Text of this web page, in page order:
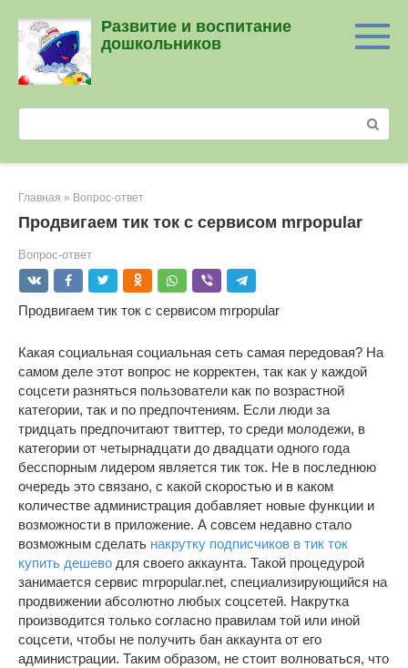
контенту
Развитие и воспитание
дошкольников
Главная » Вопрос-ответ
Продвигаем тик ток с сервисом mrpopular
Вопрос-ответ
Продвигаем тик ток с сервисом mrpopular
Какая социальная социальная сеть самая передовая? На
самом деле этот вопрос не корректен, так как у каждой
соцсети разняться пользователи как по возрастной
категории, так и по предпочтениям. Если люди за
тридцать предпочитают твиттер, то среди молодежи, в
категории от четырнадцати до двадцати одного года
бесспорным лидером является тик ток. Не в последнюю
очередь это связано, с какой скоростью и в каком
количестве администрация добавляет новые функции и
возможности в приложение. А совсем недавно стало
возможным сделать накрутку подписчиков в тик ток
купить дешево для своего аккаунта. Такой процедурой
занимается сервис mrpopular.net, специализирующийся на
продвижении абсолютно любых соцсетей. Накрутка
производится только согласно правилам той или иной
соцсети, чтобы не получить бан аккаунта от его
администрации. Таким образом, не стоит волноваться, что